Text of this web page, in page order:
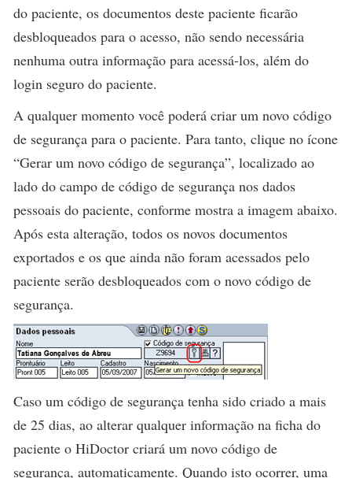
do paciente, os documentos deste paciente ficarão
desbloqueados para o acesso, não sendo necessária
nenhuma outra informação para acessá-los, além do
login seguro do paciente.
A qualquer momento você poderá criar um novo código
de segurança para o paciente. Para tanto, clique no ícone
“Gerar um novo código de segurança”, localizado ao
lado do campo de código de segurança nos dados
pessoais do paciente, conforme mostra a imagem abaixo.
Após esta alteração, todos os novos documentos
exportados e os que ainda não foram acessados pelo
paciente serão desbloqueados com o novo código de
segurança.
Caso um código de segurança tenha sido criado a mais
de 25 dias, ao alterar qualquer informação na ficha do
paciente o HiDoctor criará um novo código de
segurança, automaticamente. Quando isto ocorrer, uma